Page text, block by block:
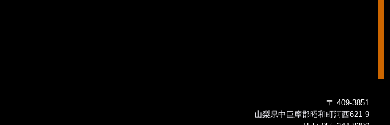
〒 409-3851
山梨県中巨摩郡昭和町河西621-9